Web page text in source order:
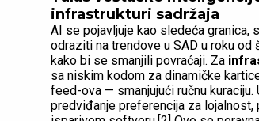
infrastrukturi sadržaja
AI se pojavljuje kao sledeća granica,
odraziti na trendove u SAD u roku
kako bi se smanjili povraćaji. Za
sa niskim kodom za dinamičke
feed-ova — smanjujući ručnu
predviđanje preferencija za lojalnost,